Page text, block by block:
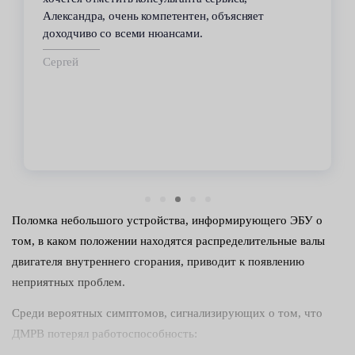
Александра, очень компетентен, объясняет
доходчиво со всеми нюансами.
Сергей
Поломка небольшого устройства, информирующего ЭБУ о
том, в каком положении находятся распределительные валы
двигателя внутреннего сгорания, приводит к появлению
неприятных проблем.
Среди вероятных симптомов, сигнализирующих о том, что
ДМРВ потерял работоспособность: